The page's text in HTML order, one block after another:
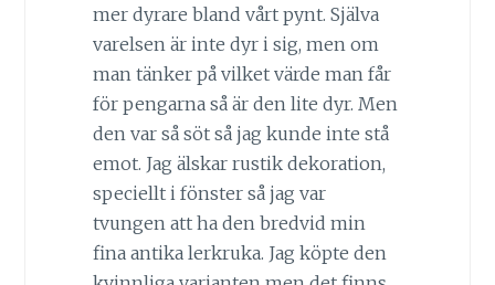
mer dyrare bland vårt pynt. Själva
varelsen är inte dyr i sig, men om
man tänker på vilket värde man får
för pengarna så är den lite dyr. Men
den var så söt så jag kunde inte stå
emot. Jag älskar rustik dekoration,
speciellt i fönster så jag var
tvungen att ha den bredvid min
fina antika lerkruka. Jag köpte den